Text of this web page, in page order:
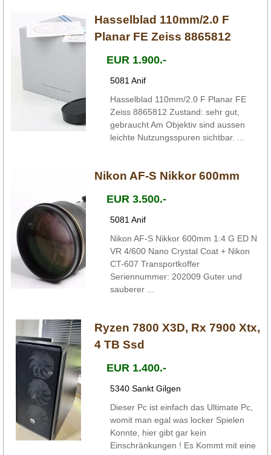
Hasselblad 110mm/2.0 F
Planar FE Zeiss 8865812
EUR 1.900.-
5081 Anif
Hasselblad 110mm/2.0 F Planar FE
Zeiss 8865812 Zustand: sehr gut,
gebraucht Am Objektiv sind aussen
leichte Nutzungsspuren sichtbar. ...
Nikon AF-S Nikkor 600mm
EUR 3.500.-
5081 Anif
Nikon AF-S Nikkor 600mm 1:4 G ED N
VR 4/600 Nano Crystal Coat + Nikon
CT-607 Transportkoffer
Seriennummer: 202009 Guter und
sauberer ...
Ryzen 7800 X3D, Rx 7900 Xtx,
4 TB Ssd
EUR 1.400.-
5340 Sankt Gilgen
Dieser Pc ist einfach das Ultimate Pc,
womit man egal was locker Spielen
Konnte, hier gibt gar kein
Einschränkungen ! Es Kommt mit eine